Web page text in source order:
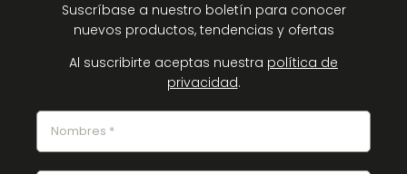
Suscríbase a nuestro boletín para conocer
nuevos productos, tendencias y ofertas
Al suscribirte aceptas nuestra política de
privacidad.